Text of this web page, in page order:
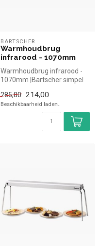
BARTSCHER
Warmhoudbrug
infrarood - 1070mm
Warmhoudbrug infrarood -
1070mm |Bartscher simpel
horec...
285,00 214,00
Beschikbaarheid laden..